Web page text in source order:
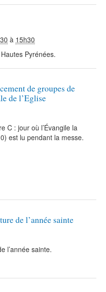
à 15h30
Pyrénées.
de groupes de
de l’Eglise
C : jour où l’Évangile la
est lu pendant la messe.
de l’année sainte
l’année sainte.